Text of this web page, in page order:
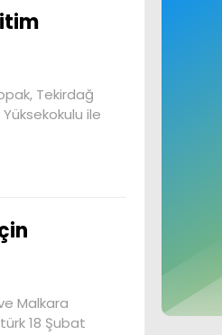
Tekirdağ
ile
Malkara
18 Şubat